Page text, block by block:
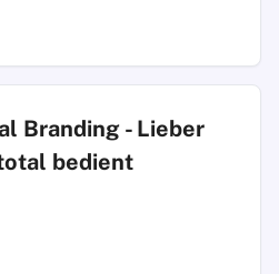
Branding - Lieber
bedient